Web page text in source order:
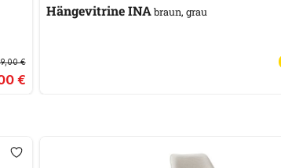
€
€
Hängevitrine INAbraun, grau